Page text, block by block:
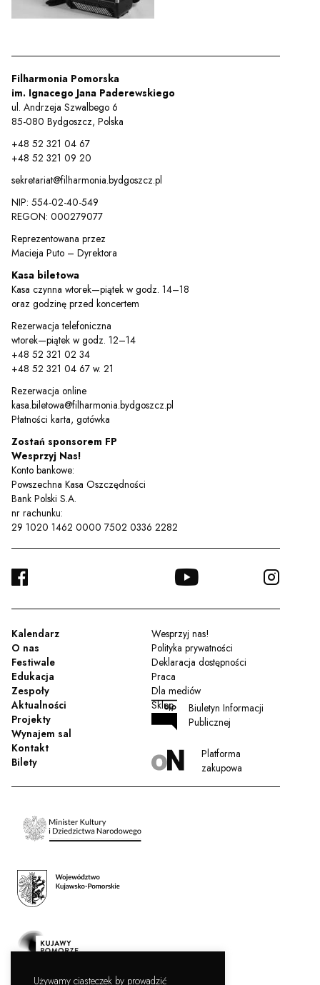
Filharmonia Pomorska
im. Ignacego Jana Paderewskiego
ul. Andrzeja Szwalbego 6
85-080 Bydgoszcz, Polska
+48 52 321 04 67
+48 52 321 09 20
sekretariat@filharmonia.bydgoszcz.pl
NIP: 554-02-40-549
REGON: 000279077
Reprezentowana przez
Macieja Puto – Dyrektora
Kasa biletowa
Kasa czynna wtorek—piątek w godz. 14–18
oraz godzinę przed koncertem
Rezerwacja telefoniczna
wtorek—piątek w godz. 12–14
+48 52 321 02 34
+48 52 321 04 67 w. 21
Rezerwacja online
kasa.biletowa@filharmonia.bydgoszcz.pl
Płatności karta, gotówka
Zostań sponsorem FP
Wesprzyj Nas!
Konto bankowe:
Powszechna Kasa Oszczędności
Bank Polski S.A.
nr rachunku:
29 1020 1462 0000 7502 0336 2282
FACEBOOK YOUTUBE
Kalendarz
O nas
Festiwale
Edukacja
Zespoły
Aktualności
Projekty
Wynajem sal
Kontakt
Bilety
Wesprzyj nas!
Polityka prywatności
Deklaracja dostępności
Praca
Dla mediów
Sklep
Biuletyn Informacji
Publicznej
Platforma
zakupowa
Używamy ciasteczek by prowadzić